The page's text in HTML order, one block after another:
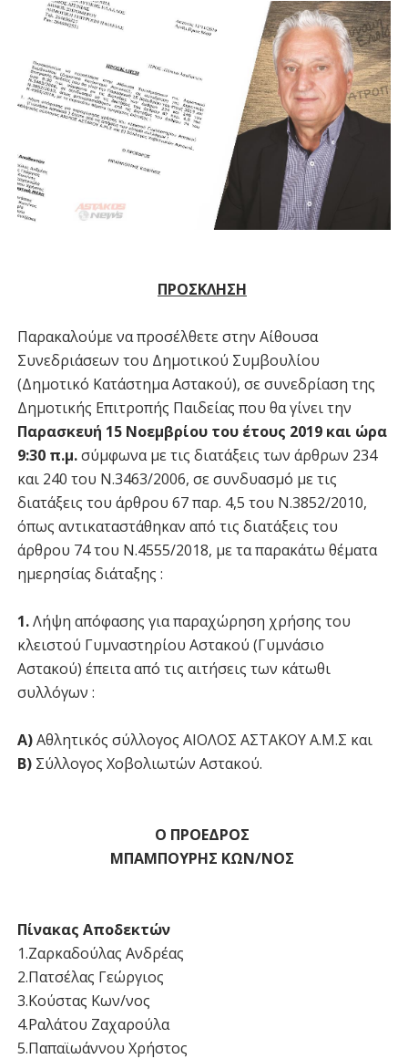
ΠΡΟΣΚΛΗΣΗ
Παρακαλούμε να προσέλθετε στην Αίθουσα
Συνεδριάσεων του Δημοτικού Συμβουλίου
(Δημοτικό Κατάστημα Αστακού), σε συνεδρίαση της
Δημοτικής Επιτροπής Παιδείας που θα γίνει την
Παρασκευή 15 Νοεμβρίου του έτους 2019 και ώρα
9:30 π.μ.σύμφωνα με τις διατάξεις των άρθρων 234
και 240 του Ν.3463/2006, σε συνδυασμό με τις
διατάξεις του άρθρου 67 παρ. 4,5 του N.3852/2010,
όπως αντικαταστάθηκαν από τις διατάξεις του
άρθρου 74 του Ν.4555/2018, με τα παρακάτω θέματα
ημερησίας διάταξης :
1.Λήψη απόφασης για παραχώρηση χρήσης του
κλειστού Γυμναστηρίου Αστακού (Γυμνάσιο
Αστακού) έπειτα από τις αιτήσεις των κάτωθι
συλλόγων :
Α)Αθλητικός σύλλογος ΑΙΟΛΟΣ ΑΣΤΑΚΟΥ Α.Μ.Σ και
Β)Σύλλογος Χοβολιωτών Αστακού.
Ο ΠΡΟΕΔΡΟΣ
ΜΠΑΜΠΟΥΡΗΣ ΚΩΝ/ΝΟΣ
Πίνακας Αποδεκτών
1.Ζαρκαδούλας Ανδρέας
2.Πατσέλας Γεώργιος
3.Κούστας Κων/νος
4.Ραλάτου Ζαχαρούλα
5.Παπαϊωάννου Χρήστος